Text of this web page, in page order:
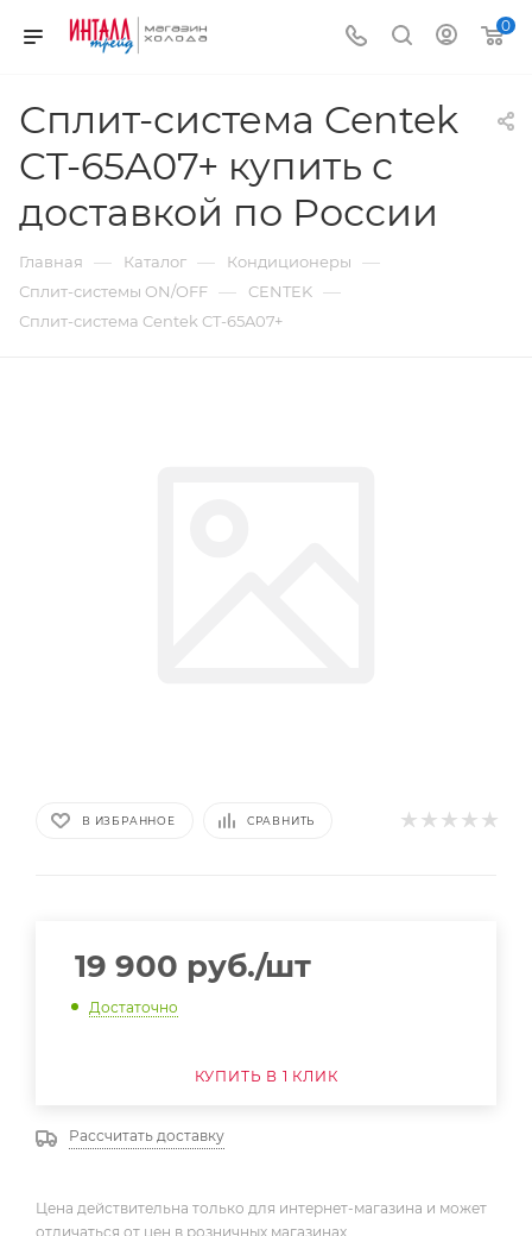
0
Сплит-система Centek
CT-65A07+ купить с
доставкой по России
Главная — Каталог — Кондиционеры —
Сплит-системы ON/OFF — CENTEK —
Сплит-система Centek CT-65A07+
В ИЗБРАННОЕ СРАВНИТЬ
19 900 руб./шт
Достаточно
КУПИТЬ В 1 КЛИК
Рассчитать доставку
Цена действительна только для интернет-магазина и может
отличаться от цен в розничных магазинах